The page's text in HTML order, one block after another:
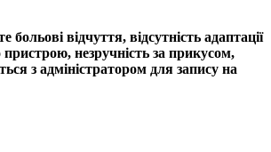
відчуття, відсутність адаптації
незручність за прикусом,
з адміністратором для запису на